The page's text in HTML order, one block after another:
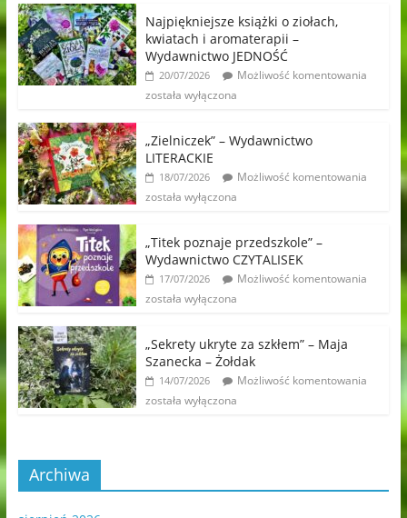
Najpiękniejsze książki o ziołach,
kwiatach i aromaterapii –
Wydawnictwo JEDNOŚĆ
20/07/2026
Możliwość komentowania
została wyłączona
„Zielniczek” – Wydawnictwo
LITERACKIE
18/07/2026
Możliwość komentowania
została wyłączona
„Titek poznaje przedszkole” –
Wydawnictwo CZYTALISEK
17/07/2026
Możliwość komentowania
została wyłączona
„Sekrety ukryte za szkłem” – Maja
Szanecka – Żołdak
14/07/2026
Możliwość komentowania
została wyłączona
Archiwa